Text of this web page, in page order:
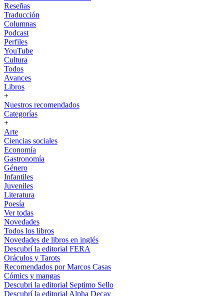
Reseñas
Traducción
Columnas
Podcast
Perfiles
YouTube
Cultura
Todos
Avances
Libros
+
Nuestros recomendados
Categorías
+
Arte
Ciencias sociales
Economía
Gastronomía
Género
Infantiles
Juveniles
Literatura
Poesía
Ver todas
Novedades
Todos los libros
Novedades de libros en inglés
Descubrí la editorial FERA
Oráculos y Tarots
Recomendados por Marcos Casas
Cómics y mangas
Descubri la editorial Septimo Sello
Descubrí la editorial Alpha Decay